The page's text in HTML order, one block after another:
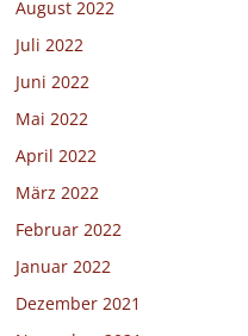
August 2022
Juli 2022
Juni 2022
Mai 2022
April 2022
März 2022
Februar 2022
Januar 2022
Dezember 2021